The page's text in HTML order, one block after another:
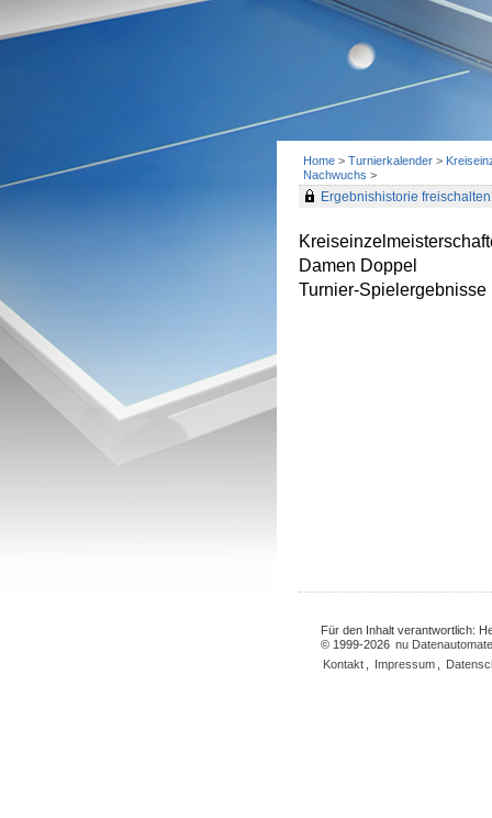
Home > Turnierkalender >
Nachwuchs >
Ergebnishistorie freischalten
Damen Doppel
Turnier-Spielergebnisse
Für den Inhalt verantwortlich:
© 1999-2026 nu
Kontakt
Impressum